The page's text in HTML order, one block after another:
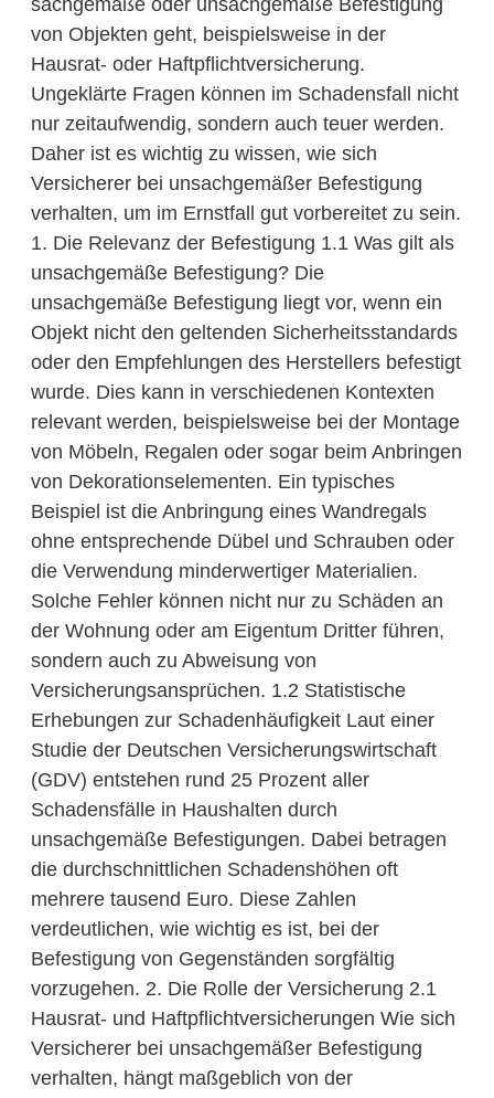
sachgemäße oder unsachgemäße Befestigung
von Objekten geht, beispielsweise in der
Hausrat- oder Haftpflichtversicherung.
Ungeklärte Fragen können im Schadensfall nicht
nur zeitaufwendig, sondern auch teuer werden.
Daher ist es wichtig zu wissen, wie sich
Versicherer bei unsachgemäßer Befestigung
verhalten, um im Ernstfall gut vorbereitet zu sein.
1. Die Relevanz der Befestigung 1.1 Was gilt als
unsachgemäße Befestigung? Die
unsachgemäße Befestigung liegt vor, wenn ein
Objekt nicht den geltenden Sicherheitsstandards
oder den Empfehlungen des Herstellers befestigt
wurde. Dies kann in verschiedenen Kontexten
relevant werden, beispielsweise bei der Montage
von Möbeln, Regalen oder sogar beim Anbringen
von Dekorationselementen. Ein typisches
Beispiel ist die Anbringung eines Wandregals
ohne entsprechende Dübel und Schrauben oder
die Verwendung minderwertiger Materialien.
Solche Fehler können nicht nur zu Schäden an
der Wohnung oder am Eigentum Dritter führen,
sondern auch zu Abweisung von
Versicherungsansprüchen. 1.2 Statistische
Erhebungen zur Schadenhäufigkeit Laut einer
Studie der Deutschen Versicherungswirtschaft
(GDV) entstehen rund 25 Prozent aller
Schadensfälle in Haushalten durch
unsachgemäße Befestigungen. Dabei betragen
die durchschnittlichen Schadenshöhen oft
mehrere tausend Euro. Diese Zahlen
verdeutlichen, wie wichtig es ist, bei der
Befestigung von Gegenständen sorgfältig
vorzugehen. 2. Die Rolle der Versicherung 2.1
Hausrat- und Haftpflichtversicherungen Wie sich
Versicherer bei unsachgemäßer Befestigung
verhalten, hängt maßgeblich von der